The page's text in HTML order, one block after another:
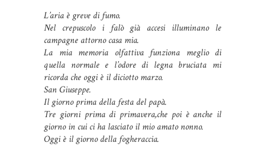
L’aria è greve di fumo.
Nel crepuscolo i falò già accesi illuminano le
campagne attorno casa mia.
La mia memoria olfattiva funziona meglio di
quella normale e l’odore di legna bruciata mi
ricorda che oggi è il diciotto marzo.
San Giuseppe.
Il giorno prima della festa del papà.
Tre giorni prima di primavera,che poi è anche il
giorno in cui ci ha lasciato il mio amato nonno.
Oggi è il giorno della fogheraccia.